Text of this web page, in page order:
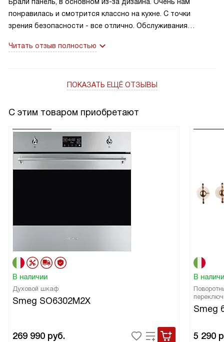
Брали панель, в основном из-за дизайна. Очень нам
понравилась и смотрится классно на кухне. С точки
зрения безопасности - все отлично. Обслуживания
моется и на котором не остается пятен и разводов,
полностью довольна.
Читать отзыв полностью
ПОКАЗАТЬ ЕЩЁ ОТЗЫВЫ
С этим товаром приобретают
В наличии
Духовой шкаф
Smeg SO6302M2X
269 990 руб.
В
Smeg
5 290